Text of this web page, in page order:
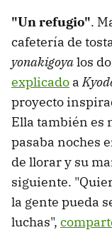
"Un refugio".
cafetería de
yonakigoyalos
explicado a
proyecto
Ella también es
pasaba noches
de llorar y su
siguiente.
la gente pueda
luchas",